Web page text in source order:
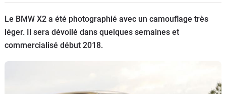
Utilitaires
Flottes
Le BMW X2 a été photographié avec un camouflage très
léger. Il sera dévoilé dans quelques semaines et
commercialisé début 2018.